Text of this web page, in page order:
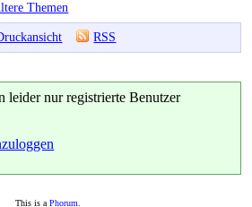
Themen
RSS
leider nur registrierte Benutzer
This is aPhorum.